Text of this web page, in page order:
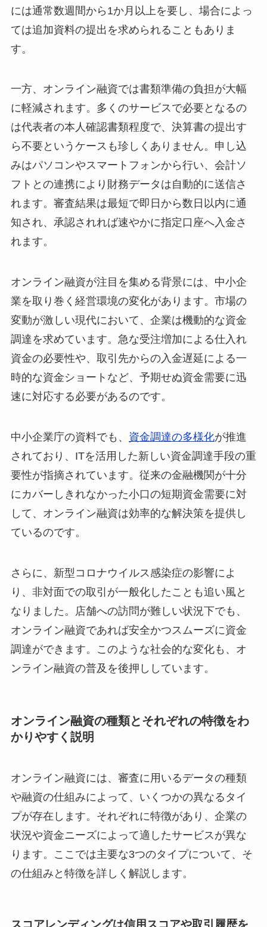
には通常数週間から1か月以上を要し、場合によっ
ては追加資料の提出を求められることもありま
す。
一方、オンライン融資では書類準備の負担が大幅
に軽減されます。多くのサービスで必要となるの
は代表者の本人確認書類程度で、決算書の提出す
ら不要というケースも珍しくありません。申し込
みはパソコンやスマートフォンから行い、会計ソ
フトとの連携により財務データは自動的に送信さ
れます。審査結果は最短で即日から数日以内に通
知され、承認されれば速やかに指定口座へ入金さ
れます。
オンライン融資が注目を集める背景には、中小企
業を取り巻く経営環境の変化があります。市場の
変動が激しい現代において、企業は機動的な資金
調達を求めています。急な受注増加による仕入れ
資金の必要性や、取引先からの入金遅延による一
時的な資金ショートなど、予期せぬ資金需要に迅
速に対応する必要があるのです。
中小企業庁の資料でも、 資金調達の多様化が推進
されており、ITを活用した新しい資金調達手段の重
要性が指摘されています。従来の金融機関が十分
にカバーしきれなかった小口の短期資金需要に対
して、オンライン融資は効率的な解決策を提供し
ているのです。
さらに、新型コロナウイルス感染症の影響によ
り、非対面での取引が一般化したことも追い風と
なりました。店舗への訪問が難しい状況下でも、
オンライン融資であれば安全かつスムーズに資金
調達ができます。このような社会的な変化も、オ
ンライン融資の普及を後押ししています。
オンライン融資の種類とそれぞれの特徴をわ
かりやすく説明
オンライン融資には、審査に用いるデータの種類
や融資の仕組みによって、いくつかの異なるタイ
プが存在します。それぞれに特徴があり、企業の
状況や資金ニーズによって適したサービスが異な
ります。ここでは主要な3つのタイプについて、そ
の仕組みと特徴を詳しく解説します。
スコアレンディングは信用スコアや取引履歴を